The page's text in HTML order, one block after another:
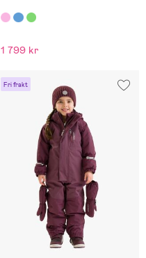
1 799 kr
Fri frakt